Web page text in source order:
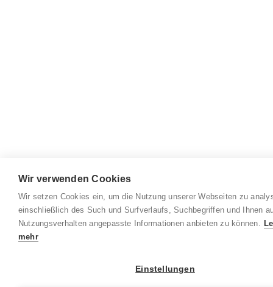
Wir verwenden Cookies
Wir setzen Cookies ein, um die Nutzung unserer Webseiten zu
einschließlich des Such und Surfverlaufs, Suchbegriffen und Ihnen
Nutzungsverhalten angepasste Informationen anbieten zu können.
mehr
Einstellungen